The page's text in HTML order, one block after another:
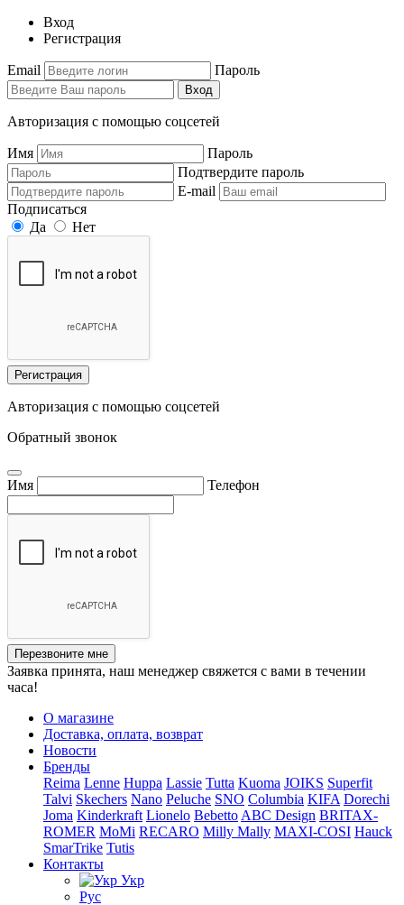
Вход
Регистрация
Email Пароль
Вход
Авторизация с помощью соцсетей
Имя
Пароль
Подтвердите пароль
E-mail
Подписаться
Да
Нет
Регистрация
Авторизация с помощью соцсетей
Обратный звонок
Имя Телефон
Перезвоните мне
Заявка принята, наш менеджер свяжется с вами в течении
часа!
О магазине
Доставка, оплата, возврат
Новости
Бренды
Reima Lenne Huppa Lassie Tutta Kuoma JOIKS Superfit
Talvi Skechers Nano Peluche SNO Columbia KIFA Dorechi
Joma Kinderkraft Lionelo Bebetto ABC Design BRITAX-
ROMER MoMi RECARO Milly Mally MAXI-COSI Hauck
SmarTrike Tutis
Контакты
Укр
Рус